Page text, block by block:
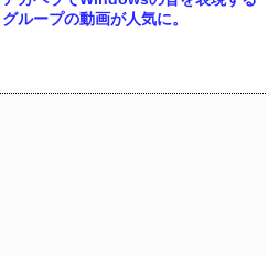
グループの動画が人気に。